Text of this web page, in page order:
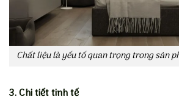
Chất liệu là yếu tố quan trọng trong sản
3. Chi tiết tinh tế